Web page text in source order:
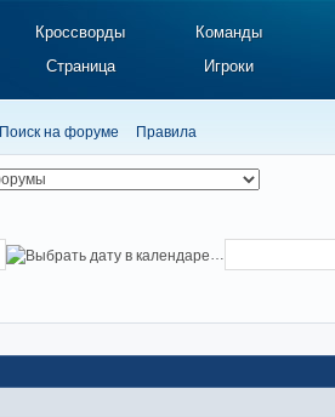
Кроссворды
Команды
Страница
Игроки
Поиск на форуме Правила
…